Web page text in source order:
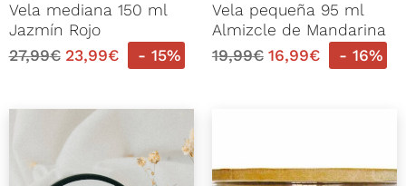
Vela mediana 150 ml
Jazmín Rojo
27,99€ 23,99€ - 15%
Vela pequeña 95 ml
Almizcle de Mandarina
19,99€ 16,99€ - 16%